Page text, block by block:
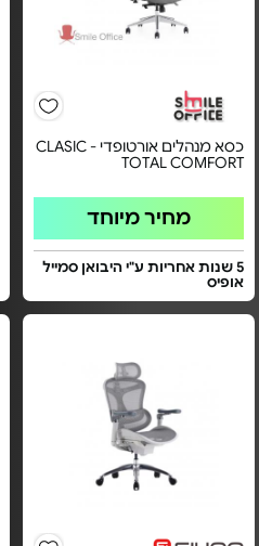
כסא מנהלים אורטופדי - CLASIC
TOTAL COMFORT
מחיר מיוחד
5 שנות אחריות ע"י היבואן סמייל
אופיס